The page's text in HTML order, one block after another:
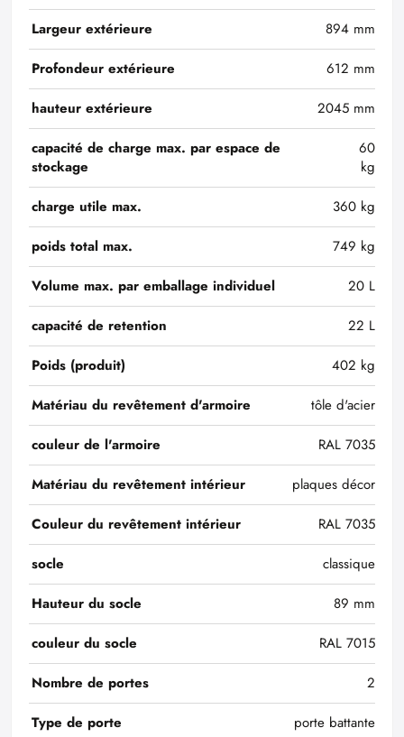
Largeur extérieure
894 mm
Profondeur extérieure
612 mm
hauteur extérieure
2045 mm
capacité de charge max. par espace de
stockage
60
kg
charge utile max.
360 kg
poids total max.
749 kg
Volume max. par emballage individuel
20 L
capacité de retention
22 L
Poids (produit)
402 kg
Matériau du revêtement d'armoire
tôle d'acier
couleur de l'armoire
RAL 7035
Matériau du revêtement intérieur
plaques décor
Couleur du revêtement intérieur
RAL 7035
socle
classique
Hauteur du socle
89 mm
couleur du socle
RAL 7015
Nombre de portes
2
Type de porte
porte battante